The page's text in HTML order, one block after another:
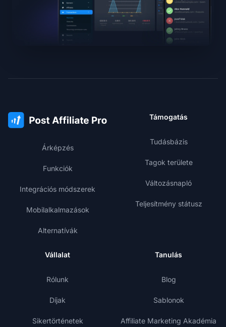
Árképzés
Funkciók
Integrációs módszerek
Mobilalkalmazások
Alternatívák
Támogatás
Tudásbázis
Tagok területe
Változásnapló
Teljesítmény státusz
Vállalat
Rólunk
Díjak
Sikertörténetek
Tanulás
Blog
Sablonok
Affiliate Marketing Akadémia